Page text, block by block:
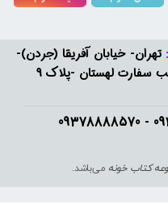
تهران- خیابان آفریقا (جردن)-
بالاتر از تقاطع میرداماد- کوچه مینا - جنب سفارت لهستان -پلاک 9
کتاب خونه می‌باشد.